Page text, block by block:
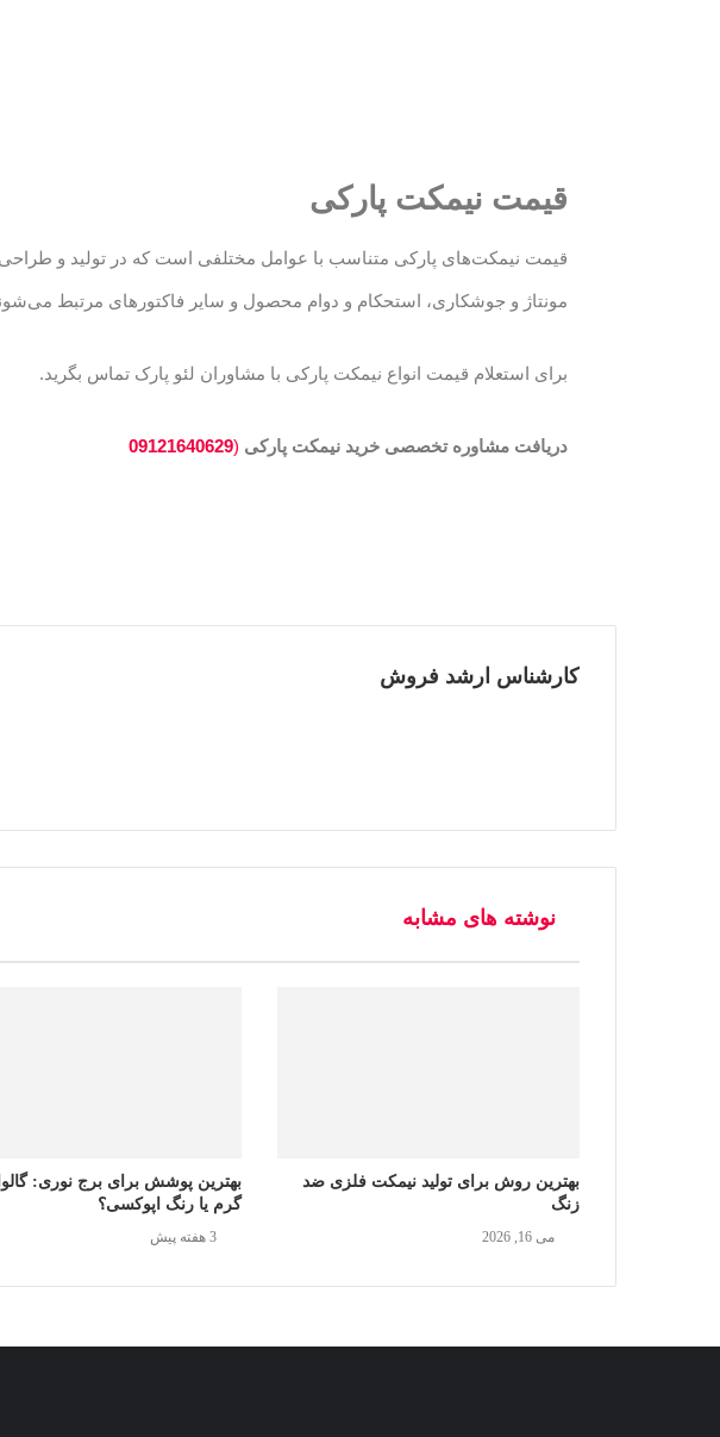
قیمت نیمکت پارکی
قیمت نیمکت‌های پارکی متناسب با عوامل مختلفی است که در تولید و
مونتاژ و جوشکاری، استحکام و دوام محصول و سایر فاکتورهای مرتبط
برای استعلام قیمت انواع نیمکت پارکی با مشاوران لئو پارک تماس بگرید.
دریافت مشاوره تخصصی خرید نیمکت پارکی (
09121640629
کارشناس ارشد فروش
نوشته های مشابه
بهترین پوشش برای برج نوری:
گرم یا رنگ اپوکسی؟
3 هفته پیش
بهترین روش برای تولید نیمکت فلزی ضد
زنگ
می 16, 2026